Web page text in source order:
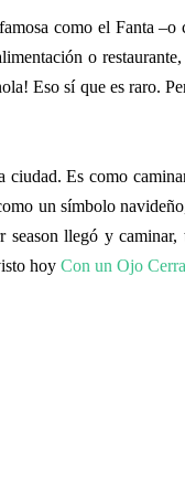
como el Fanta
o
Eso sí que es raro.
ciudad. Es como
un símbolo
llegó y
hoy Con un Ojo